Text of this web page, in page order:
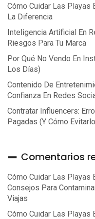
Cómo Cuidar Las Playas
La Diferencia
Inteligencia Artificial En
Riesgos Para Tu Marca
Por Qué No Vendo En
Los Días)
Contenido De
Confianza En Redes
Contratar Influencers:
Pagadas (y Cómo
Comentarios
Cómo Cuidar Las Playas
Consejos Para
Viajas
Cómo Cuidar Las Playas